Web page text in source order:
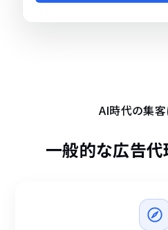
AI時代の集
一般的な広告